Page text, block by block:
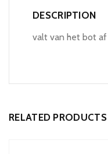
DESCRIPTION
valt van het bot af
RELATED PRODUCTS